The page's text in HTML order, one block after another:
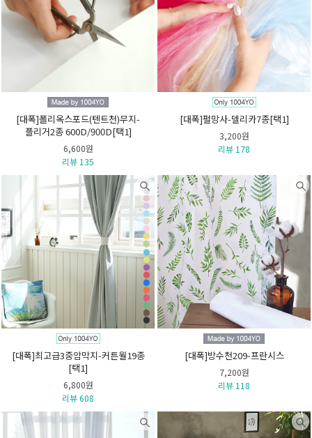
[대폭]폴리옥스포드(텐트천)무지-
플리거2종 600D/900D[택1]
6,600원
리뷰 135
[대폭]펄망사-델리카7종[택1]
3,200원
리뷰 178
[대폭]최고급3중암막지-커튼월19종
[택1]
6,800원
리뷰 608
[대폭]방수천209-프란시스
7,200원
리뷰 118